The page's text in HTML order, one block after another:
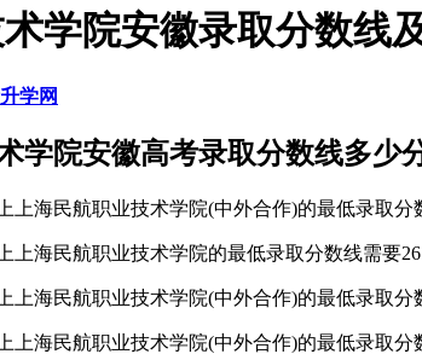
学院安徽录取分数线
学网
学院安徽高考录取分数线多少
上海民航职业技术学院(中外合作)的最低录取
上海民航职业技术学院的最低录取分数线需要
上海民航职业技术学院(中外合作)的最低录取
上海民航职业技术学院(中外合作)的最低录取